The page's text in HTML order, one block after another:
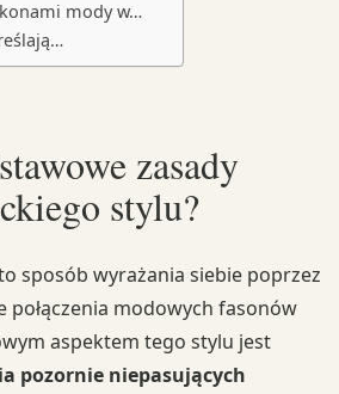
mody w…
zasady
stylu?
sposób wyrażania siebie poprzez
połączenia modowych fasonów
aspektem tego stylu jest
pozornie niepasujących